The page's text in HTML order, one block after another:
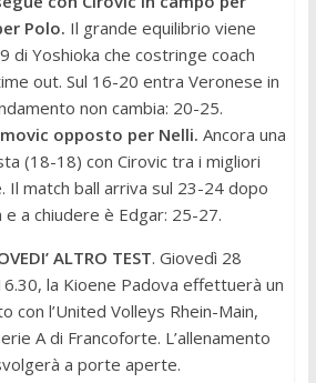
Polo. Il grande equilibrio viene
di Yoshioka che costringe coach
out. Sul 16-20 entra Veronese in
non cambia: 20-25.
opposto per Nelli. Ancora una
(18-18) con Cirovic tra i migliori
Il match ball arriva sul 23-24 dopo
e a chiudere è Edgar: 25-27.
ALTRO TEST. Giovedì 28
la Kioene Padova effettuerà un
con l’United Volleys Rhein-Main,
A di Francoforte. L’allenamento
a porte aperte.